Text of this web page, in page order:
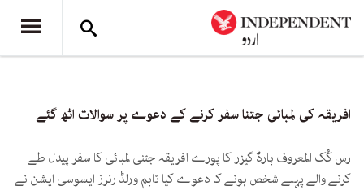
افریقہ کی لمبائی جتنا سفر کرنے کے دعوے پر سوالات اٹھ گئے
رس کُک المعروف ہارڈ گیزر کا پورے افریقہ جتنی لمبائی کا سفر پیدل طے
کرنے والے پہلے شخص ہونے کا دعوے کیا تاہم ورلڈ رنرز ایسوسی ایشن نے